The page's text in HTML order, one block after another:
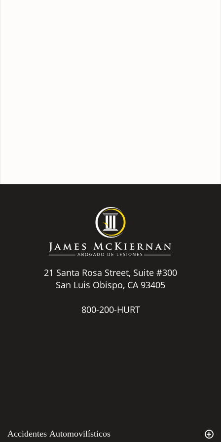
21 Santa Rosa Street, Suite #300
San Luis Obispo, CA 93405
800-200-HURT
Accidentes Automovilísticos